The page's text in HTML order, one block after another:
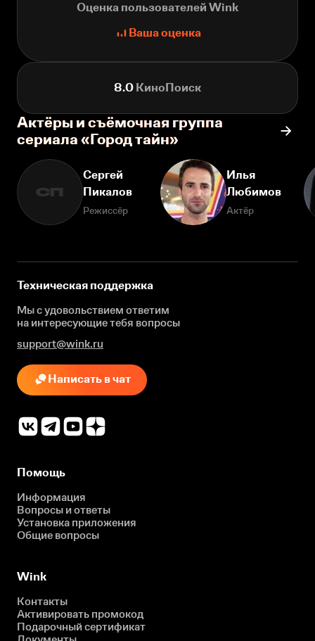
Оценка пользователей Wink
Ваша оценка
8.0 КиноПоиск
Актёры и съёмочная группа
сериала «Город тайн»
СП
Сергей
Пикалов
Режиссёр
Илья
Любимов
Актёр
Техническая поддержка
Мы с удовольствием ответим
на интересующиетебя вопросы
support@wink.ru
Написать в чат
Помощь
Информация
Вопросы и ответы
Установка приложения
Общие вопросы
Wink
Контакты
Активировать промокод
Подарочный сертификат